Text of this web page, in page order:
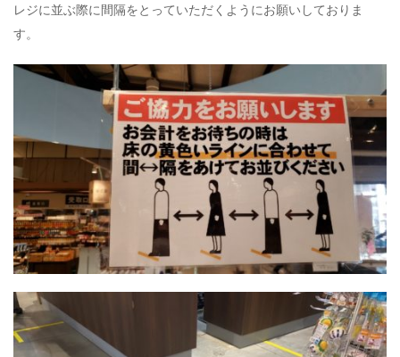
レジに並ぶ際に間隔をとっていただくようにお願いしておりま
す。